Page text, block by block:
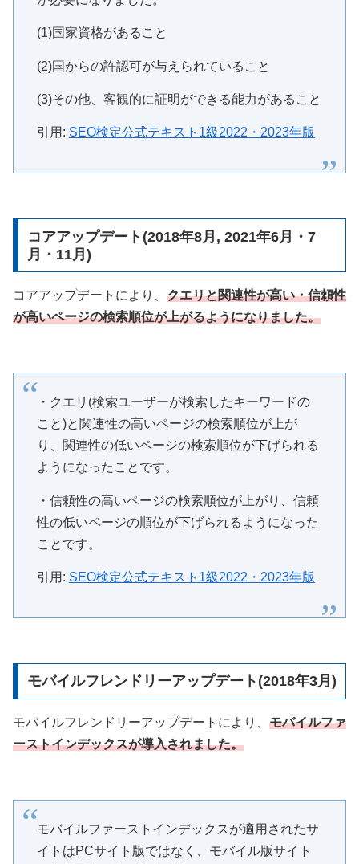
(1)国家資格があること
(2)国からの許認可が与えられていること
(3)その他、客観的に証明ができる能力があること
引用: SEO検定公式テキスト1級2022・2023年版
コアアップデート(2018年8月, 2021年6月・7
月・11月)
コアアップデートにより、 クエリと関連性が高い・信頼性
が高いページの検索順位が上がるようになりました。
・クエリ(検索ユーザーが検索したキーワードの
こと)と関連性の高いページの検索順位が上が
り、関連性の低いページの検索順位が下げられる
ようになったことです。
・信頼性の高いページの検索順位が上がり、信頼
性の低いページの順位が下げられるようになった
ことです。
引用: SEO検定公式テキスト1級2022・2023年版
モバイルフレンドリーアップデート(2018年3月)
モバイルフレンドリーアップデートにより、 モバイルファ
ーストインデックスが導入されました。
モバイルファーストインデックスが適用されたサ
イトはPCサイト版ではなく、モバイル版サイト